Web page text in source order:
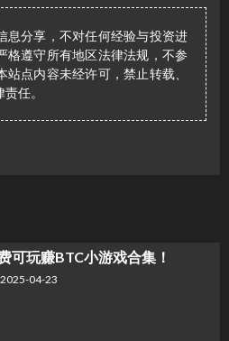
息分享，不对任何经验与投资进
格遵守所有地区法律法规，不参
点内容未经许可，禁止转载、
任。
可玩赚BTC小游戏合集！
2025-04-23